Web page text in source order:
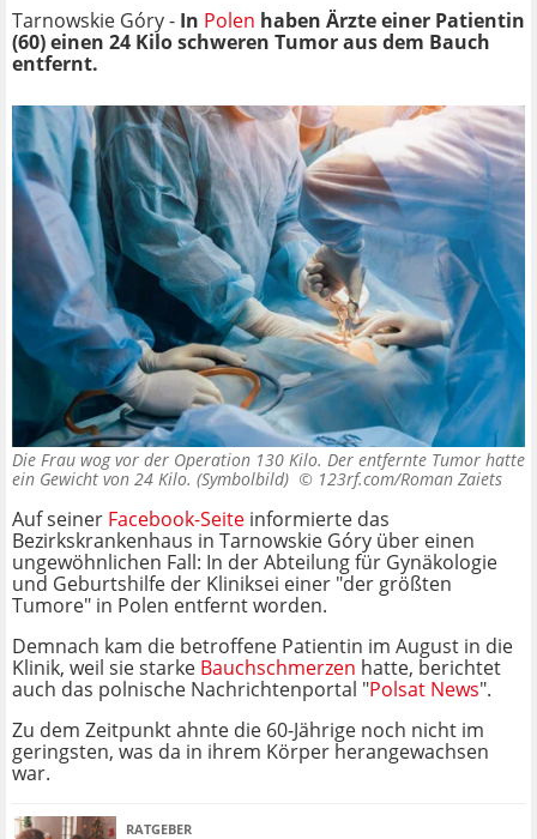
Tarnowskie Góry - In Polen haben Ärzte einer Patientin
(60) einen 24 Kilo schweren Tumor aus dem Bauch
entfernt.
Die Frau wog vor der Operation 130 Kilo. Der entfernte Tumor hatte
ein Gewicht von 24 Kilo. (Symbolbild) © 123rf.com/Roman Zaiets
Auf seiner Facebook-Seite informierte das
Bezirkskrankenhaus in Tarnowskie Góry über einen
ungewöhnlichen Fall: In der Abteilung für Gynäkologie
und Geburtshilfe der Kliniksei einer "der größten
Tumore" in Polen entfernt worden.
Demnach kam die betroffene Patientin im August in die
Klinik, weil sie starke Bauchschmerzen hatte, berichtet
auch das polnische Nachrichtenportal "Polsat News".
Zu dem Zeitpunkt ahnte die 60-Jährige noch nicht im
geringsten, was da in ihrem Körper herangewachsen
war.
RATGEBER